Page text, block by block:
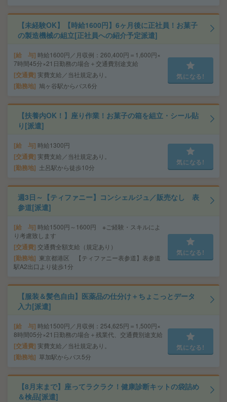
【未経験OK】【時給1600円】6ヶ月後に正社員！お菓子
の製造機械の組立[正社員への紹介予定派遣]
給 与 時給1600円／月収例：260,400円＝1,600円×
7時間45分×21日勤務の場合＋交通費別途支給
交通費 実費支給／当社規定あり。
勤務地 鳩ヶ谷駅からバス6分
気になる!
【扶養内OK！】座り作業！お菓子の箱を組立・シール貼
り[派遣]
給 与 時給1300円
交通費 実費支給／当社規定あり。
勤務地 土呂駅から徒歩10分
気になる!
週3日～【ティファニー】コンシェルジュ／販売なし 表
参道[派遣]
給 与 時給1500円～1600円 ※ご経験・スキルによ
り考慮致します
交通費 交通費全額支給（規定あり）
勤務地
東京都港区 【ティファニー表参道】表参道
駅A2出口より徒歩1分
気になる!
【服装＆髪色自由】医薬品の仕分け＋ちょこっとデータ
入力[派遣]
給 与 時給1500円／月収例：254,625円＝1,500円×
8時間05分×21日勤務の場合＋残業代、交通費別途支給
交通費 実費支給／当社規定あり。
勤務地 草加駅からバス5分
気になる!
【8月末まで】座ってラクラク！健康診断キットの袋詰め
＆検品[派遣]